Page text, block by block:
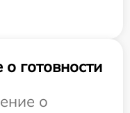
готовности
о